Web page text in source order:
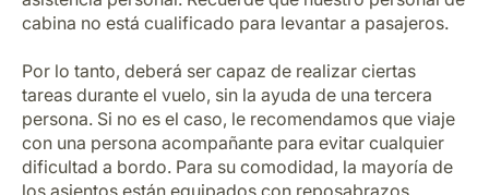
cabina no está cualificado para levantar a pasajeros.
Por lo tanto, deberá ser capaz de realizar ciertas
tareas durante el vuelo, sin la ayuda de una tercera
persona. Si no es el caso, le recomendamos que viaje
con una persona acompañante para evitar cualquier
dificultad a bordo. Para su comodidad, la mayoría de
los asientos están equipados con reposabrazos